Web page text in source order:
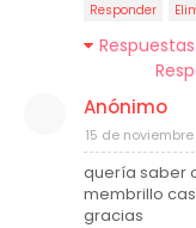
Responder
Respuestas
Anónimo
15 de
quería saber
membrillo
gracias